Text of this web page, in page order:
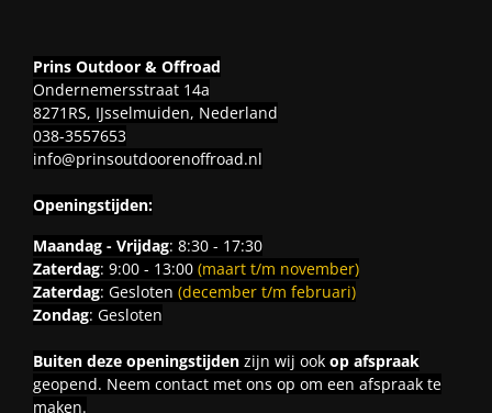
Prins Outdoor & Offroad
Ondernemersstraat 14a
8271RS, IJsselmuiden, Nederland
038-3557653
info@prinsoutdoorenoffroad.nl
Openingstijden:
Maandag - Vrijdag: 8:30 - 17:30
Zaterdag: 9:00 - 13:00 (maart t/m november)
Zaterdag: Gesloten (december t/m februari)
Zondag: Gesloten
Buiten deze openingstijdenzijn wij ook op afspraak
geopend. Neem contact met ons op om een afspraak te
maken.